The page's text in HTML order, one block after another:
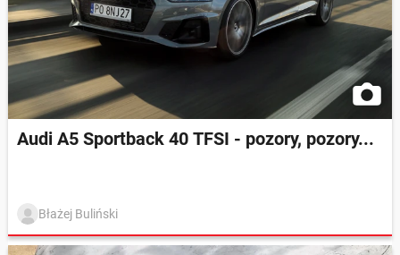
Audi A5 Sportback 40 TFSI - pozory, pozory...
Błażej Buliński